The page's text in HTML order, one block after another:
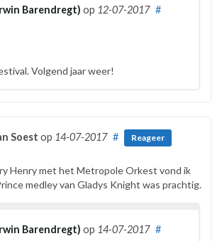
Barendregt) op 12-07-2017 #
Volgend jaar weer!
Soest op 14-07-2017 # Reageer
Henry met het Metropole Orkest vond ik
medley van Gladys Knight was prachtig.
Barendregt) op 14-07-2017 #